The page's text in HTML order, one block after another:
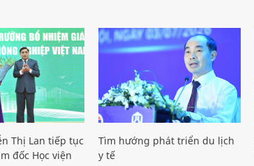
Thị Lan tiếp tục
đốc Học viện
Tìm hướng phát triển du lịch
y tế